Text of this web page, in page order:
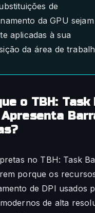
de
da GPU sejam
aplicadas à sua
da área de
o TBH: Task
Apresenta
no TBH: Task
porque os
de DPI usados
de alta